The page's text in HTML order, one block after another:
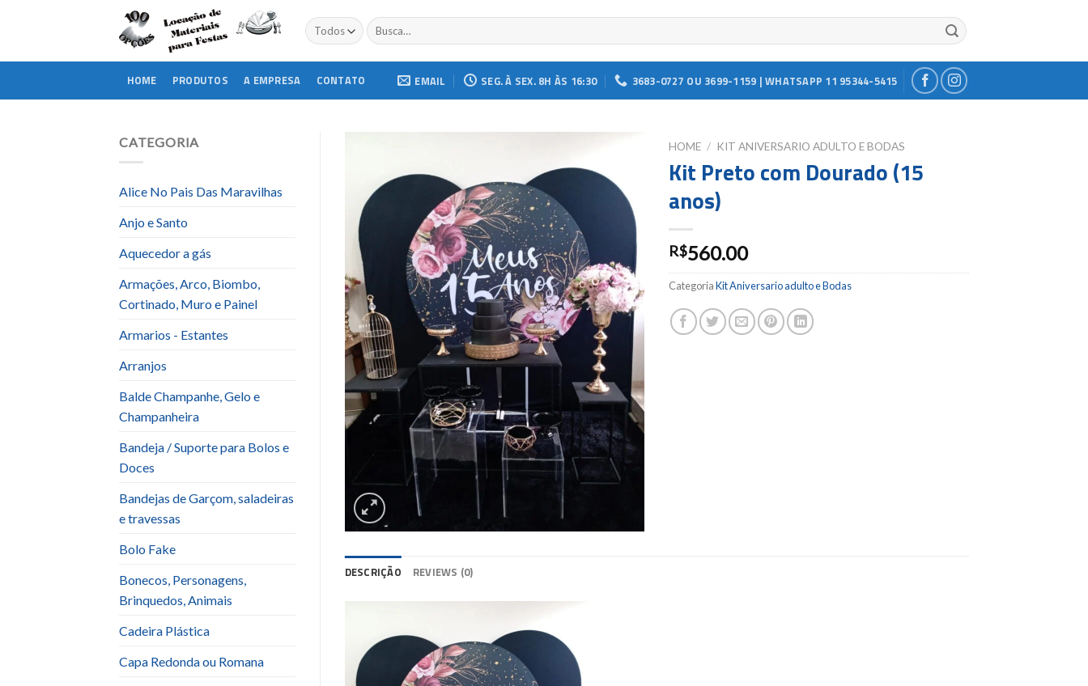
Buscar
por:
HOME PRODUTOS A EMPRESA CONTATO EMAIL SEG. À SEX. 8H ÀS 16:30 3683-0727 OU 3699-1159 | WHATSAPP 11 95344-5415
CATEGORIA
Alice No Pais Das Maravilhas
Anjo e Santo
Aquecedor a gás
Armações, Arco, Biombo,
Cortinado, Muro e Painel
Armarios - Estantes
Arranjos
Balde Champanhe, Gelo e
Champanheira
Bandeja / Suporte para Bolos e
Doces
Bandejas de Garçom, saladeiras
e travessas
Bolo Fake
Bonecos, Personagens,
Brinquedos, Animais
Cadeira Plástica
Capa Redonda ou Romana
Add to
wishlist
HOME / KIT ANIVERSARIO ADULTO E BODAS
Kit Preto com Dourado (15
anos)
R$560.00
CategoriaKit Aniversario adulto e Bodas
DESCRIÇÃO REVIEWS (0)